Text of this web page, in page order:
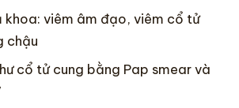
khoa: viêm âm đạo, viêm cổ tử
chậu
cổ tử cung bằng Pap smear và